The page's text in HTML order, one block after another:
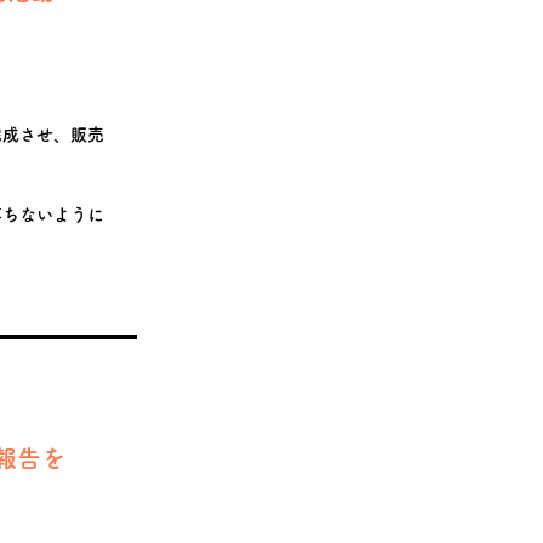
させ、販売
ないように
告を